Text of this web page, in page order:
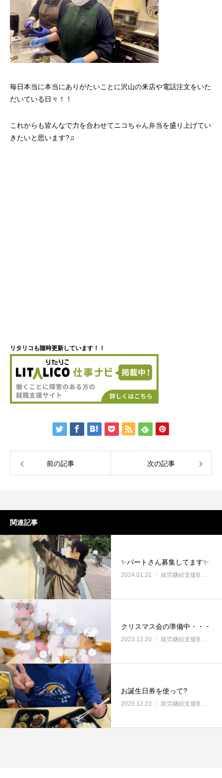
毎日本当に本当にありがたいことに沢山の来店や電話注文をいた
だいている日々！！
これからも皆んなで力を合わせてニコちゃん弁当を盛り上げてい
きたいと思います?♫
リタリコも随時更新しています！！
前の記事 次の記事
関連記事
✨パートさん募集してます✨
2024.01.31 就労継続支援B型・ニコサービス
クリスマス会の準備中・・・
2023.12.20 就労継続支援B型・ニコサービス
お誕生日券を使って?
2025.12.23 就労継続支援B型・ニコサービス